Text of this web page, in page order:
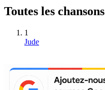
Toutes les chansons
1
Jude